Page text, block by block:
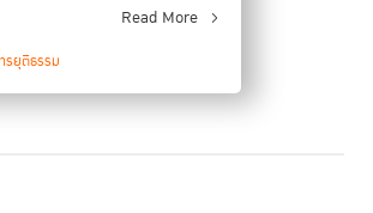
ซึ่งร่วมเป็นหนึ่งในผู้ร่วมเสวนา ได้สะท้อนว่า ประเด็นผู้
นจำเป็นหลัก โดยยังไม่ได้รับการบูรณาการเข้าสู่วาระ
อย่างเพียงพอ การแยกส่วนดังกล่าวส่งผลให้ความ
Read More
ยุติธรรม